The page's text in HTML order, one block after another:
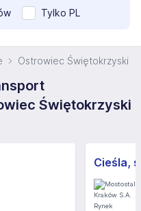
Tylko PL
Ostrowiec Świętokrzyski
Świętokrzyski